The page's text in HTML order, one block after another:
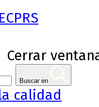
Cerrar
Buscar en